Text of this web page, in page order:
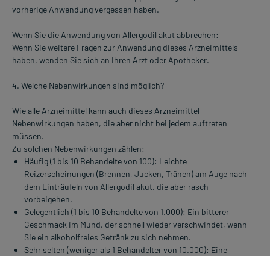
vorherige Anwendung vergessen haben.
Wenn Sie die Anwendung von Allergodil akut abbrechen:
Wenn Sie weitere Fragen zur Anwendung dieses Arzneimittels
haben, wenden Sie sich an Ihren Arzt oder Apotheker.
4. Welche Nebenwirkungen sind möglich?
Wie alle Arzneimittel kann auch dieses Arzneimittel
Nebenwirkungen haben, die aber nicht bei jedem auftreten
müssen.
Zu solchen Nebenwirkungen zählen:
Häufig (1 bis 10 Behandelte von 100): Leichte
Reizerscheinungen (Brennen, Jucken, Tränen) am Auge nach
dem Einträufeln von Allergodil akut, die aber rasch
vorbeigehen.
Gelegentlich (1 bis 10 Behandelte von 1.000): Ein bitterer
Geschmack im Mund, der schnell wieder verschwindet, wenn
Sie ein alkoholfreies Getränk zu sich nehmen.
Sehr selten (weniger als 1 Behandelter von 10.000): Eine